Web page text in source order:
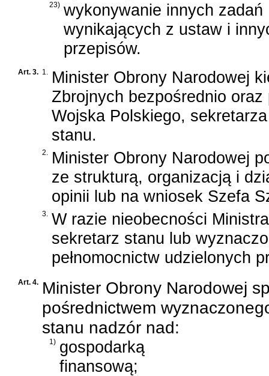
23) wykonywanie innych zadań
wynikających z ustaw i
przepisów.
Art. 3. 1.
Minister Obrony Narodowej
Zbrojnych bezpośrednio
Wojska Polskiego,
stanu.
2.
Minister Obrony Narodowej
ze strukturą, organizacją i
opinii lub na wniosek Szefa
3.
W razie nieobecności
sekretarz stanu lub
pełnomocnictw udzielonych
Art. 4. Minister Obrony Narodowej
pośrednictwem
stanu nadzór nad:
1) gospodarką
finansową;